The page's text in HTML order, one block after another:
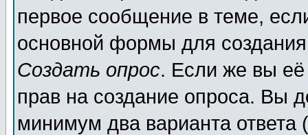
первое сообщение в теме,
основной формы для
Создать опрос. Если же вы её
прав на создание опроса. Вы
минимум два варианта ответа